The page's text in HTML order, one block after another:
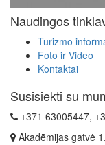
Naudingos
Turizmo
Foto ir Video
Kontaktai
Susisiekti su
+371 63005447,
Akadēmijas gatvė